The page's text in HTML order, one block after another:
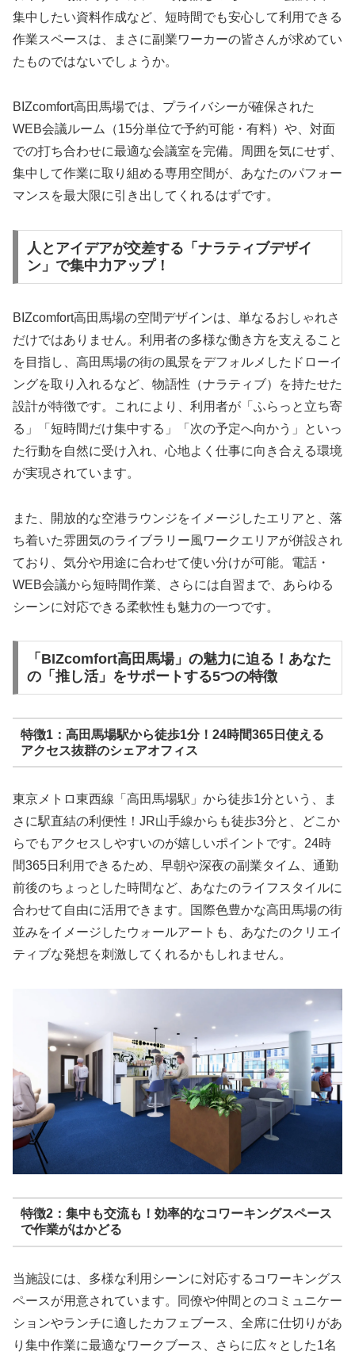
集中したい資料作成など、短時間でも安心して利用できる
作業スペースは、まさに副業ワーカーの皆さんが求めてい
たものではないでしょうか。
BIZcomfort高田馬場では、プライバシーが確保された
WEB会議ルーム（15分単位で予約可能・有料）や、対面
での打ち合わせに最適な会議室を完備。周囲を気にせず、
集中して作業に取り組める専用空間が、あなたのパフォー
マンスを最大限に引き出してくれるはずです。
人とアイデアが交差する「ナラティブデザイ
ン」で集中力アップ！
BIZcomfort高田馬場の空間デザインは、単なるおしゃれさ
だけではありません。利用者の多様な働き方を支えること
を目指し、高田馬場の街の風景をデフォルメしたドローイ
ングを取り入れるなど、物語性（ナラティブ）を持たせた
設計が特徴です。これにより、利用者が「ふらっと立ち寄
る」「短時間だけ集中する」「次の予定へ向かう」といっ
た行動を自然に受け入れ、心地よく仕事に向き合える環境
が実現されています。
また、開放的な空港ラウンジをイメージしたエリアと、落
ち着いた雰囲気のライブラリー風ワークエリアが併設され
ており、気分や用途に合わせて使い分けが可能。電話・
WEB会議から短時間作業、さらには自習まで、あらゆる
シーンに対応できる柔軟性も魅力の一つです。
「BIZcomfort高田馬場」の魅力に迫る！あなた
の「推し活」をサポートする5つの特徴
特徴1：高田馬場駅から徒歩1分！24時間365日使える
アクセス抜群のシェアオフィス
東京メトロ東西線「高田馬場駅」から徒歩1分という、ま
さに駅直結の利便性！JR山手線からも徒歩3分と、どこか
らでもアクセスしやすいのが嬉しいポイントです。24時
間365日利用できるため、早朝や深夜の副業タイム、通勤
前後のちょっとした時間など、あなたのライフスタイルに
合わせて自由に活用できます。国際色豊かな高田馬場の街
並みをイメージしたウォールアートも、あなたのクリエイ
ティブな発想を刺激してくれるかもしれません。
特徴2：集中も交流も！効率的なコワーキングスペース
で作業がはかどる
当施設には、多様な利用シーンに対応するコワーキングス
ペースが用意されています。同僚や仲間とのコミュニケー
ションやランチに適したカフェブース、全席に仕切りがあ
り集中作業に最適なワークブース、さらに広々とした1名